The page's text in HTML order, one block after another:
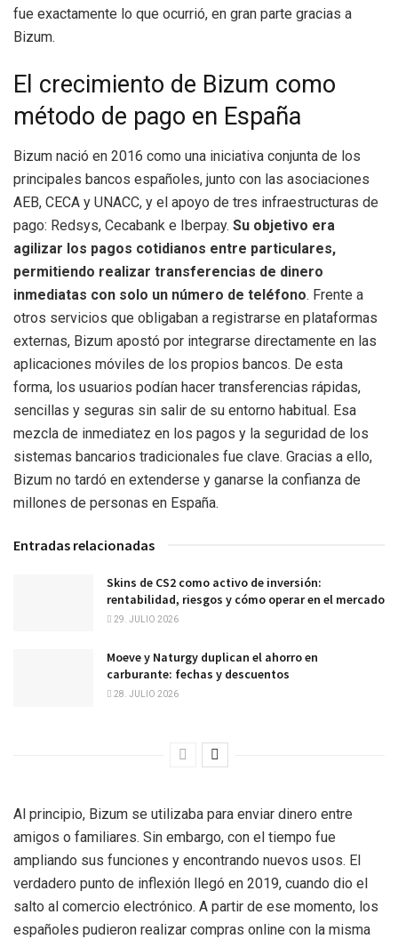
fue exactamente lo que ocurrió, en gran parte gracias a
Bizum.
El crecimiento de Bizum como
método de pago en España
Bizum nació en 2016 como una iniciativa conjunta de los
principales bancos españoles, junto con las asociaciones
AEB, CECA y UNACC, y el apoyo de tres infraestructuras de
pago: Redsys, Cecabank e Iberpay. Su objetivo era
agilizar los pagos cotidianos entre particulares,
permitiendo realizar transferencias de dinero
inmediatas con solo un número de teléfono. Frente a
otros servicios que obligaban a registrarse en plataformas
externas, Bizum apostó por integrarse directamente en las
aplicaciones móviles de los propios bancos. De esta
forma, los usuarios podían hacer transferencias rápidas,
sencillas y seguras sin salir de su entorno habitual. Esa
mezcla de inmediatez en los pagos y la seguridad de los
sistemas bancarios tradicionales fue clave. Gracias a ello,
Bizum no tardó en extenderse y ganarse la confianza de
millones de personas en España.
Entradas relacionadas
Skins de CS2 como activo de inversión:
rentabilidad, riesgos y cómo operar en el mercado
29. JULIO 2026
Moeve y Naturgy duplican el ahorro en
carburante: fechas y descuentos
28. JULIO 2026
Al principio, Bizum se utilizaba para enviar dinero entre
amigos o familiares. Sin embargo, con el tiempo fue
ampliando sus funciones y encontrando nuevos usos. El
verdadero punto de inflexión llegó en 2019, cuando dio el
salto al comercio electrónico. A partir de ese momento, los
españoles pudieron realizar compras online con la misma